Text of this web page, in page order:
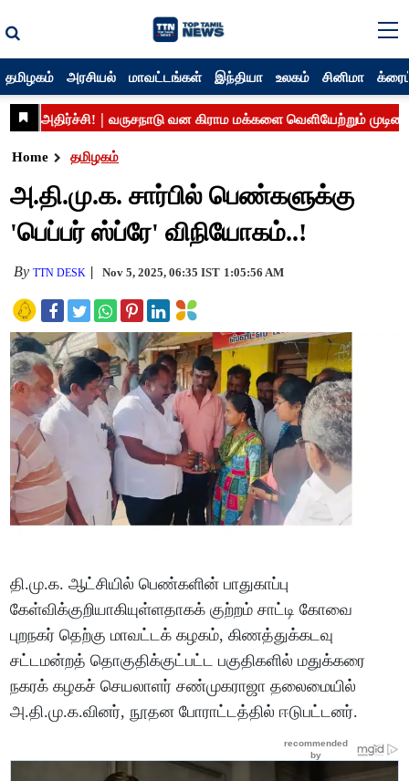
தமிழகம் அரசியல் மாவட்டங்கள் இந்தியா உலகம் சினிமா
Home தமிழகம்
அ.தி.மு.க. சார்பில் பெண்களுக்கு
'பெப்பர் ஸ்ப்ரே' விநியோகம்..!
ByTTN DESK Nov 5, 2025, 06:35 IST 1:05:56 AM
தி.மு.க. ஆட்சியில் பெண்களின் பாதுகாப்பு
கேள்விக்குறியாகியுள்ளதாகக் குற்றம் சாட்டி கோவை
புறநகர் தெற்கு மாவட்டக் கழகம், கிணத்துக்கடவு
சட்டமன்றத் தொகுதிக்குட்பட்ட பகுதிகளில் மதுக்கரை
நகரக் கழகச் செயலாளர் சண்முகராஜா தலைமையில்
அ.தி.மு.க.வினர், நூதன போராட்டத்தில் ஈடுபட்டனர்.